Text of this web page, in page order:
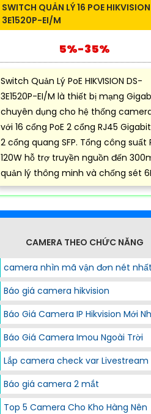
SWITCH QUẢN LÝ 16 POE
3E1520P-EI/M
5%-35%
Switch Quản Lý PoE HIKVISION DS-
3E1520P-EI/M là thiết bị mạng
chuyên dụng cho hệ thống
với 16 cổng PoE 2 cổng RJ45
2 cổng quang SFP. Tổng công suất
120W hỗ trợ truyền nguồn đến
quản lý thông minh và chống sét
CAMERA THEO CHỨC NĂNG
camera nhìn mã vận đơn nét nhất
Báo giá camera hikvision
Báo Giá Camera IP Hikvision Mới
Báo Giá Camera Imou Ngoài Trời
Lắp camera check var Livestream
Báo giá camera 2 mắt
Top 5 Camera Cho Kho Hàng Nên